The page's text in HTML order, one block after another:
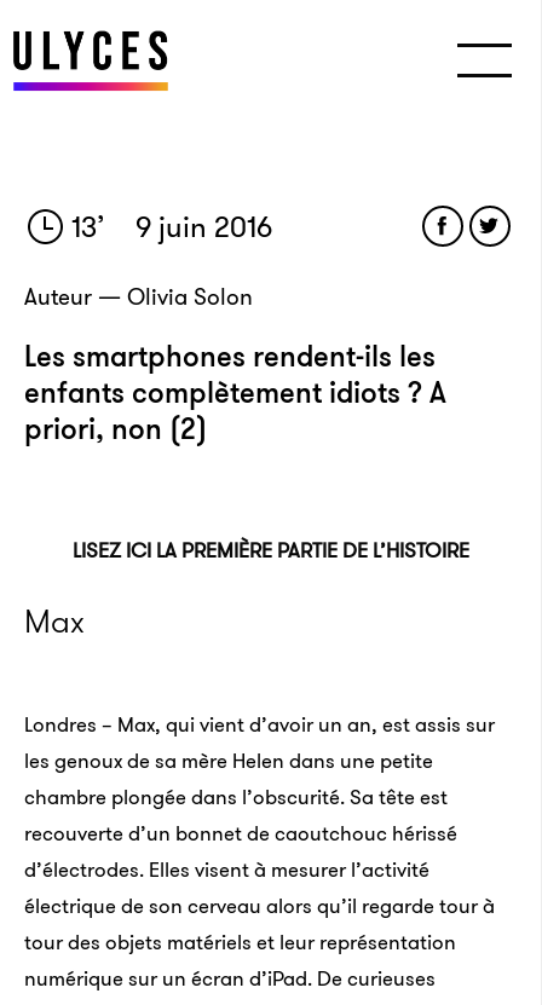
13’ 9 juin 2016
Auteur — Olivia Solon
Les smartphones rendent-ils les
enfants complètement idiots ? A
priori, non (2)
LISEZ ICI LA PREMIÈRE PARTIE DE L’HISTOIRE
Max
Londres – Max, qui vient d’avoir un an, est assis sur
les genoux de sa mère Helen dans une petite
chambre plongée dans l’obscurité. Sa tête est
recouverte d’un bonnet de caoutchouc hérissé
d’électrodes. Elles visent à mesurer l’activité
électrique de son cerveau alors qu’il regarde tour à
tour des objets matériels et leur représentation
numérique sur un écran d’iPad. De curieuses